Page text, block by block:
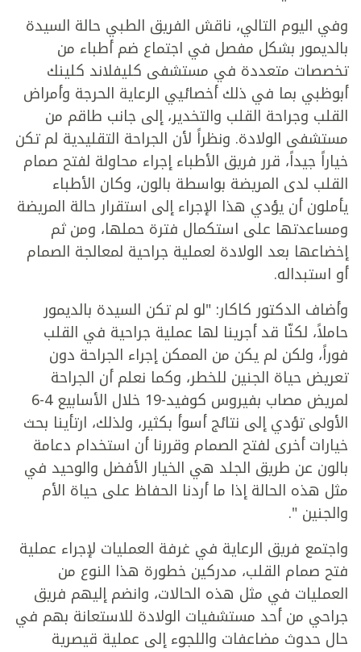
وفي اليوم التالي، ناقش الفريق الطبي حالة السيدة
بالديمور بشكل مفصل في اجتماع ضم أطباء من
تخصصات متعددة في مستشفى كليفلاند كلينك
أبوظبي بما في ذلك أخصائيي الرعاية الحرجة وأمراض
القلب وجراحة القلب والتخدير، إلى جانب طاقم من
مستشفى الولادة. ونظراً لأن الجراحة التقليدية لم تكن
خياراً جيداً، قرر فريق الأطباء إجراء محاولة لفتح صمام
القلب لدى المريضة بواسطة بالون، وكان الأطباء
يأملون أن يؤدي هذا الإجراء إلى استقرار حالة المريضة
ومساعدتها على استكمال فترة حملها، ومن ثم
إخضاعها بعد الولادة لعملية جراحية لمعالجة الصمام
أو استبداله.
وأضاف الدكتور كاكار: "لو لم تكن السيدة بالديمور
حاملاً، لكنّا قد أجرينا لها عملية جراحية في القلب
فوراً، ولكن لم يكن من الممكن إجراء الجراحة دون
تعريض حياة الجنين للخطر، وكما نعلم أن الجراحة
لمريض مصاب بفيروس كوفيد-19 خلال الأسابيع 4-6
الأولى تؤدي إلى نتائج أسوأ بكثير، ولذلك، ارتأينا بحث
خيارات أخرى لفتح الصمام وقررنا أن استخدام دعامة
بالون عن طريق الجلد هي الخيار الأفضل والوحيد في
مثل هذه الحالة إذا ما أردنا الحفاظ على حياة الأم
والجنين ".
واجتمع فريق الرعاية في غرفة العمليات لإجراء عملية
فتح صمام القلب، مدركين خطورة هذا النوع من
العمليات في مثل هذه الحالات، وانضم إليهم فريق
جراحي من أحد مستشفيات الولادة للاستعانة بهم في
حال حدوث مضاعفات واللجوء إلى عملية قيصرية